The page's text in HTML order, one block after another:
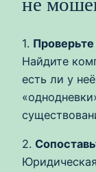
1.
Найдите
есть ли у
2.